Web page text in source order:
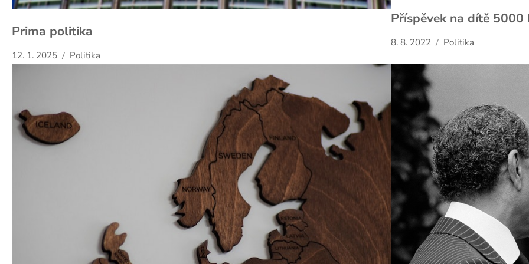
Prima politika
12. 1. 2025 Politika
Příspěvek na dítě 5000
8. 8. 2022 Politika